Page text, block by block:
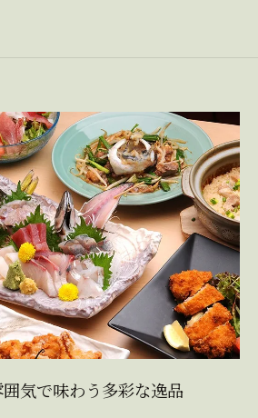
気で味わう多彩な逸品